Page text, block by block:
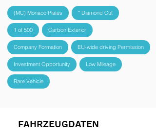
(MC) Monaco Plates * Diamond Cut
1 of 500 Carbon Exterior
Company Formation EU-wide driving Permission
Investment Opportunity Low Mileage
Rare Vehicle
FAHRZEUGDATEN